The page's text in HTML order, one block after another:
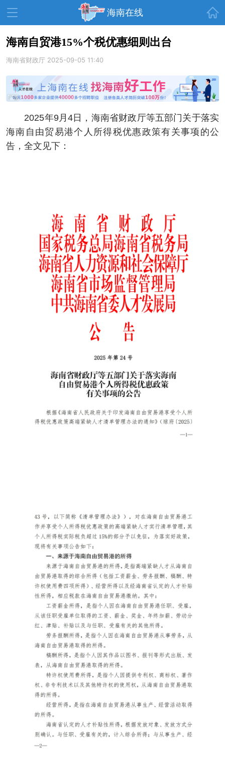
海南在线
资讯中心 热点 旅游
文体 财经
教育 健康 房产
家装 交通 美食
生活 演出
海南自贸港15%个税优惠细则出台
海南省财政厅 2025-09-05 11:40
2025年9月4日，海南省财政厅等五部门关于落实
海南自由贸易港个人所得税优惠政策有关事项的公
告，全文见下：